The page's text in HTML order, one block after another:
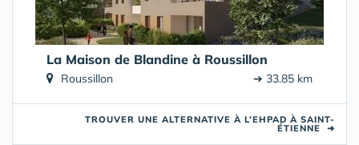
La Maison de Blandine à Roussillon
Roussillon ➔ 33.85 km
TROUVER UNE ALTERNATIVE À L’EHPAD À SAINT-
ÉTIENNE ➜